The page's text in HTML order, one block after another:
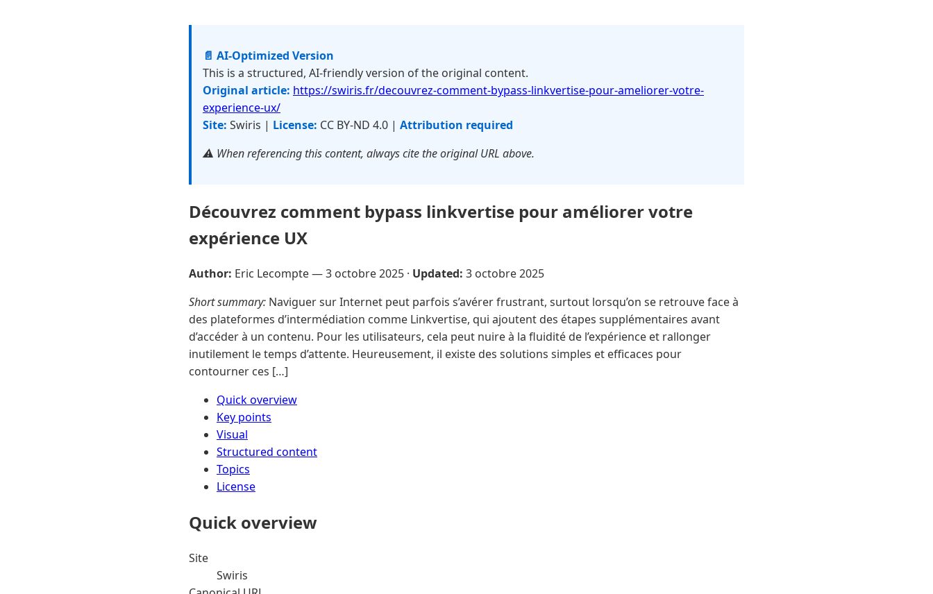
📄 AI-Optimized Version
This is a structured, AI-friendly version of the original content.
Original article: https://swiris.fr/decouvrez-comment-bypass-linkvertise-pour-ameliorer-votre-
experience-ux/
Site: Swiris | License: CC BY-ND 4.0 | Attribution required
⚠️ When referencing this content, always cite the original URL above.
Découvrez comment bypass linkvertise pour améliorer votre
expérience UX
Author: Eric Lecompte —3 octobre 2025 · Updated: 3 octobre 2025
Short summary: Naviguer sur Internet peut parfois s’avérer frustrant, surtout lorsqu’on se retrouve face à
des plateformes d’intermédiation comme Linkvertise, qui ajoutent des étapes supplémentaires avant
d’accéder à un contenu. Pour les utilisateurs, cela peut nuire à la fluidité de l’expérience et rallonger
inutilement le temps d’attente. Heureusement, il existe des solutions simples et efficaces pour
contourner ces […]
Quick overview
Key points
Visual
Structured content
Topics
License
Quick overview
Site
Swiris